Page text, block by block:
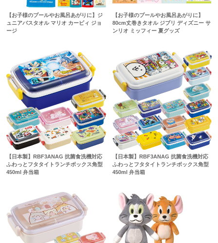
【お子様のプールやお風呂あがりに】ジ
ュニアバスタオル マリオ カービィ ジョ
ージ
【お子様のプールやお風呂あがりに】
80cm丈巻きタオル ジブリ ディズニー サ
ンリオ ミッフィー 夏グッズ
【日本製】RBF3ANAG 抗菌食洗機対応
ふわっとフタタイトランチボックス角型
450ml 弁当箱
【日本製】RBF3ANAG 抗菌食洗機対応
ふわっとフタタイトランチボックス角型
450ml 弁当箱